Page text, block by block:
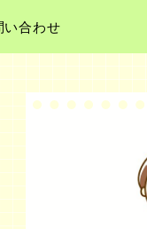
い合わせ